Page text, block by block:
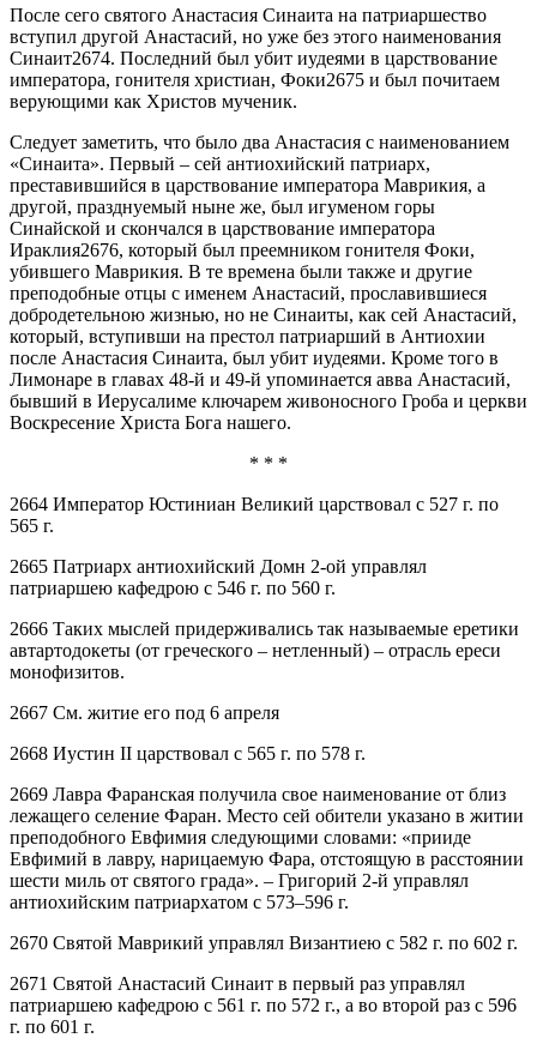
После сего святого Анастасия Синаита на патриаршество
вступил другой Анастасий, но уже без этого наименования
Синаит2674. Последний был убит иудеями в царствование
императора, гонителя христиан, Фоки2675 и был почитаем
верующими как Христов мученик.
Следует заметить, что было два Анастасия с наименованием
«Синаита». Первый – сей антиохийский патриарх,
преставившийся в царствование императора Маврикия, а
другой, празднуемый ныне же, был игуменом горы
Синайской и скончался в царствование императора
Ираклия2676, который был преемником гонителя Фоки,
убившего Маврикия. В те времена были также и другие
преподобные отцы с именем Анастасий, прославившиеся
добродетельною жизнью, но не Синаиты, как сей Анастасий,
который, вступивши на престол патриарший в Антиохии
после Анастасия Синаита, был убит иудеями. Кроме того в
Лимонаре в главах 48-й и 49-й упоминается авва Анастасий,
бывший в Иерусалиме ключарем живоносного Гроба и церкви
Воскресение Христа Бога нашего.
* * *
2664 Император Юстиниан Великий царствовал с 527 г. по
565 г.
2665 Патриарх антиохийский Домн 2-ой управлял
патриаршею кафедрою с 546 г. по 560 г.
2666 Таких мыслей придерживались так называемые еретики
автартодокеты (от греческого – нетленный) – отрасль ереси
монофизитов.
2667 См. житие его под 6 апреля
2668 Иустин II царствовал с 565 г. по 578 г.
2669 Лавра Фаранская получила свое наименование от близ
лежащего селение Фаран. Место сей обители указано в житии
преподобного Евфимия следующими словами: «прииде
Евфимий в лавру, нарицаемую Фара, отстоящую в расстоянии
шести миль от святого града». – Григорий 2-й управлял
антиохийским патриархатом с 573–596 г.
2670 Святой Маврикий управлял Византиею с 582 г. по 602 г.
2671 Святой Анастасий Синаит в первый раз управлял
патриаршею кафедрою с 561 г. по 572 г., а во второй раз с 596
г. по 601 г.